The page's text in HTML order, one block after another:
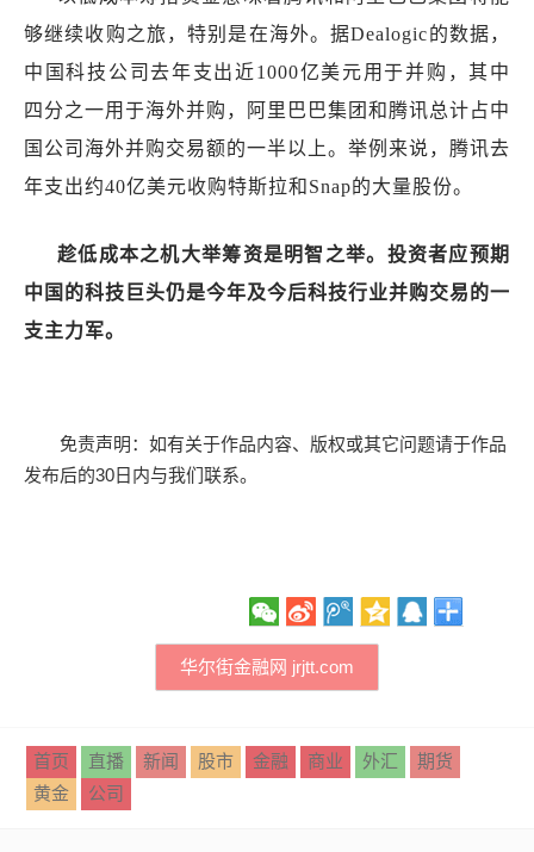
够继续收购之旅，特别是在海外。据Dealogic的数据，
中国科技公司去年支出近1000亿美元用于并购，其中
四分之一用于海外并购，阿里巴巴集团和腾讯总计占中
国公司海外并购交易额的一半以上。举例来说，腾讯去
年支出约40亿美元收购特斯拉和Snap的大量股份。
趁低成本之机大举筹资是明智之举。投资者应预期
中国的科技巨头仍是今年及今后科技行业并购交易的一
支主力军。
免责声明：如有关于作品内容、版权或其它问题请于作品
发布后的30日内与我们联系。
华尔街金融网 jrjtt.com
首页 直播 新闻 股市 金融 商业 外汇
期货
黄金
公司